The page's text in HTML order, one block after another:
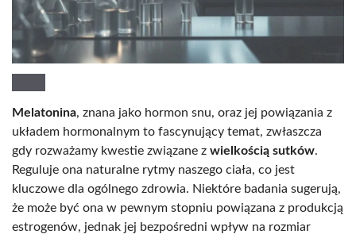
Melatonina, znana jako hormon snu, oraz jej powiązania z
układem hormonalnym to fascynujący temat, zwłaszcza
gdy rozważamy kwestie związane z wielkością sutków.
Reguluje ona naturalne rytmy naszego ciała, co jest
kluczowe dla ogólnego zdrowia. Niektóre badania sugerują,
że może być ona w pewnym stopniu powiązana z produkcją
estrogenów, jednak jej bezpośredni wpływ na rozmiar